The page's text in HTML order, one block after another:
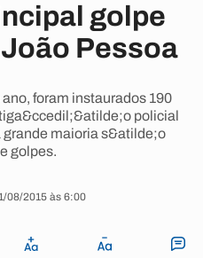
golpe
Pessoa
foram instaurados 190
policial
grande maioria s&atilde;o
golpes.
08/2015 às 6:00